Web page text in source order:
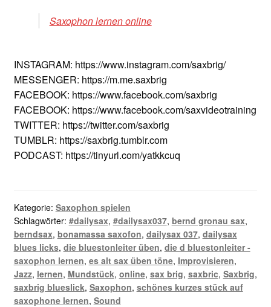
Saxophon lernen online
INSTAGRAM: https://www.instagram.com/saxbrig/
MESSENGER: https://m.me.saxbrig
FACEBOOK: https://www.facebook.com/saxbrig
FACEBOOK: https://www.facebook.com/saxvideotraining
TWITTER: https://twitter.com/saxbrig
TUMBLR: https://saxbrig.tumblr.com
PODCAST: https://tinyurl.com/yatkkcuq
Kategorie: Saxophon spielen
Schlagwörter: #dailysax, #dailysax037, bernd gronau sax,
berndsax, bonamassa saxofon, dailysax 037, dailysax
blues licks, die bluestonleiter üben, die d bluestonleiter -
saxophon lernen, es alt sax üben töne, Improvisieren,
Jazz, lernen, Mundstück, online, sax brig, saxbric, Saxbrig,
saxbrig blueslick, Saxophon, schönes kurzes stück auf
saxophone lernen, Sound